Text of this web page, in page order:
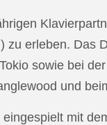
erleben. Das
sowie bei
und
mit